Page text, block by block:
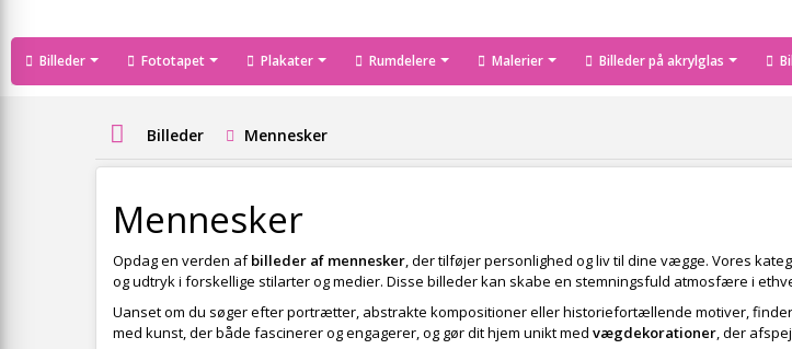
Billeder Fototapet Plakater Rumdelere Malerier Billeder på akrylglas
Billeder Mennesker
Mennesker
Opdag en verden afbilleder af mennesker, der tilføjer personlighed og liv til dine vægge. Vores
og udtryk i forskellige stilarter og medier. Disse billeder kan skabe en stemningsfuld atmosfære i
Uanset om du søger efter portrætter, abstrakte kompositioner eller historiefortællende motiver,
med kunst, der både fascinerer og engagerer, og gør dit hjem unikt med vægdekorationer, der